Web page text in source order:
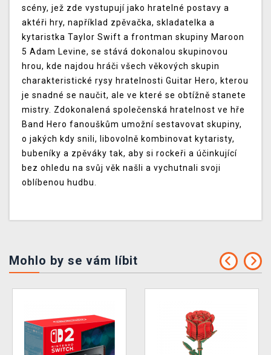
scény, jež zde vystupují jako hratelné postavy a
aktéři hry, například zpěvačka, skladatelka a
kytaristka Taylor Swift a frontman skupiny Maroon
5 Adam Levine, se stává dokonalou skupinovou
hrou, kde najdou hráči všech věkových skupin
charakteristické rysy hratelnosti Guitar Hero, kterou
je snadné se naučit, ale ve které se obtížně stanete
mistry. Zdokonalená společenská hratelnost ve hře
Band Hero fanouškům umožní sestavovat skupiny,
o jakých kdy snili, libovolně kombinovat kytaristy,
bubeníky a zpěváky tak, aby si rockeři a účinkující
bez ohledu na svůj věk našli a vychutnali svoji
oblíbenou hudbu.
Mohlo by se vám líbit